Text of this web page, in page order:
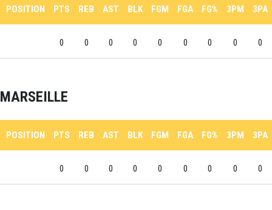
POSITION PTS REB AST BLK FGM FGA FG% 3PM 3PA
0 0 0 0 0 0 0 0 0
MARSEILLE
POSITION PTS REB AST BLK FGM FGA FG% 3PM 3PA
0 0 0 0 0 0 0 0 0